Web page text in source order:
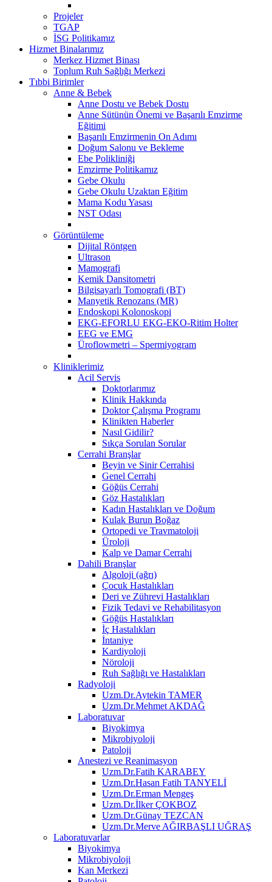
Projeler
TGAP
İSG Politikamız
Hizmet Binalarımız
Merkez Hizmet Binası
Toplum Ruh Sağlığı Merkezi
Tıbbi Birimler
Anne & Bebek
Anne Dostu ve Bebek Dostu
Anne Sütünün Önemi ve Başarılı Emzirme
Eğitimi
Başarılı Emzirmenin On Adımı
Doğum Salonu ve Bekleme
Ebe Polikliniği
Emzirme Politikamız
Gebe Okulu
Gebe Okulu Uzaktan Eğitim
Mama Kodu Yasası
NST Odası
Görüntüleme
Dijital Röntgen
Ultrason
Mamografi
Kemik Dansitometri
Bilgisayarlı Tomografi (BT)
Manyetik Renozans (MR)
Endoskopi Kolonoskopi
EKG-EFORLU EKG-EKO-Ritim Holter
EEG ve EMG
Üroflowmetri – Spermiyogram
Kliniklerimiz
Acil Servis
Doktorlarımız
Klinik Hakkında
Doktor Çalışma Programı
Klinikten Haberler
Nasıl Gidilir?
Sıkça Sorulan Sorular
Cerrahi Branşlar
Beyin ve Sinir Cerrahisi
Genel Cerrahi
Göğüs Cerrahi
Göz Hastalıkları
Kadın Hastalıkları ve Doğum
Kulak Burun Boğaz
Ortopedi ve Travmatoloji
Üroloji
Kalp ve Damar Cerrahi
Dahili Branşlar
Algoloji (ağrı)
Çocuk Hastalıkları
Deri ve Zührevi Hastalıkları
Fizik Tedavi ve Rehabilitasyon
Göğüs Hastalıkları
İç Hastalıkları
İntaniye
Kardiyoloji
Nöroloji
Ruh Sağlığı ve Hastalıkları
Radyoloji
Uzm.Dr.Aytekin TAMER
Uzm.Dr.Mehmet AKDAĞ
Laboratuvar
Biyokimya
Mikrobiyoloji
Patoloji
Anestezi ve Reanimasyon
Uzm.Dr.Fatih KARABEY
Uzm.Dr.Hasan Fatih TANYELİ
Uzm.Dr.Erman Mengeş
Uzm.Dr.İlker ÇOKBOZ
Uzm.Dr.Günay TEZCAN
Uzm.Dr.Merve AĞIRBAŞLI UĞRAŞ
Laboratuvarlar
Biyokimya
Mikrobiyoloji
Kan Merkezi